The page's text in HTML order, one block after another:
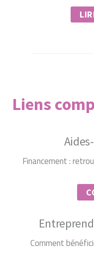
Liens
Financement :
Comment